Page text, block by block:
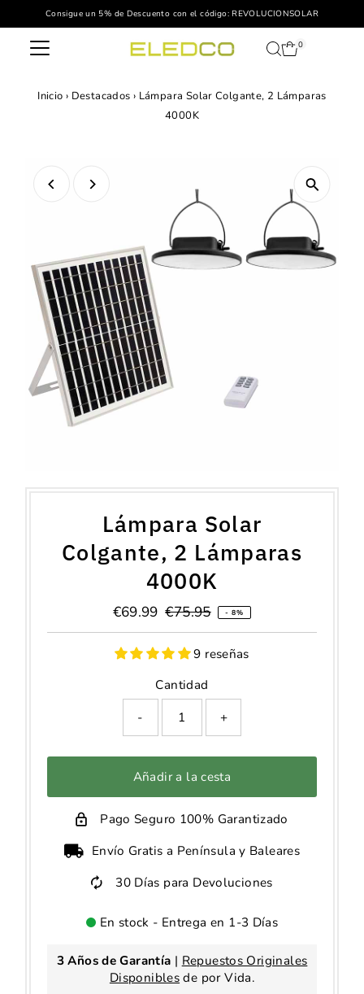
Ir directamente al contenido
Consigue un 5% de Descuento con el código: REVOLUCIONSOLAR
0
Inicio › Destacados › Lámpara Solar Colgante, 2 Lámparas
4000K
Lámpara Solar
Colgante, 2 Lámparas
4000K
Precio
de
venta
€69.99 Precio
normal
€75.95 - 8%
9 reseñas
Cantidad
-
+
Añadir a la cesta
Pago Seguro 100% Garantizado
Envío Gratis a Península y Baleares
30 Días para Devoluciones
En stock - Entrega en 1-3 Días
3 Años de Garantía | Repuestos Originales
Disponibles de por Vida.